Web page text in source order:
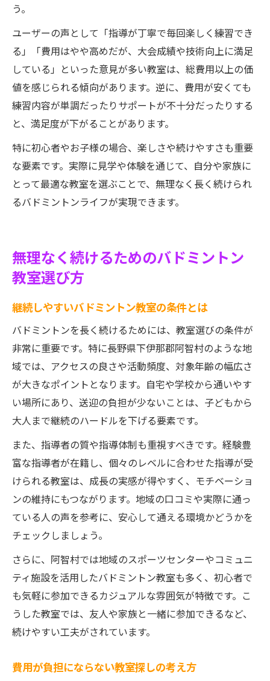
う。
ユーザーの声として「指導が丁寧で毎回楽しく練習でき
る」「費用はやや高めだが、大会成績や技術向上に満足
している」といった意見が多い教室は、総費用以上の価
値を感じられる傾向があります。逆に、費用が安くても
練習内容が単調だったりサポートが不十分だったりする
と、満足度が下がることがあります。
特に初心者やお子様の場合、楽しさや続けやすさも重要
な要素です。実際に見学や体験を通じて、自分や家族に
とって最適な教室を選ぶことで、無理なく長く続けられ
るバドミントンライフが実現できます。
無理なく続けるためのバドミントン
教室選び方
継続しやすいバドミントン教室の条件とは
バドミントンを長く続けるためには、教室選びの条件が
非常に重要です。特に長野県下伊那郡阿智村のような地
域では、アクセスの良さや活動頻度、対象年齢の幅広さ
が大きなポイントとなります。自宅や学校から通いやす
い場所にあり、送迎の負担が少ないことは、子どもから
大人まで継続のハードルを下げる要素です。
また、指導者の質や指導体制も重視すべきです。経験豊
富な指導者が在籍し、個々のレベルに合わせた指導が受
けられる教室は、成長の実感が得やすく、モチベーショ
ンの維持にもつながります。地域の口コミや実際に通っ
ている人の声を参考に、安心して通える環境かどうかを
チェックしましょう。
さらに、阿智村では地域のスポーツセンターやコミュニ
ティ施設を活用したバドミントン教室も多く、初心者で
も気軽に参加できるカジュアルな雰囲気が特徴です。こ
うした教室では、友人や家族と一緒に参加できるなど、
続けやすい工夫がされています。
費用が負担にならない教室探しの考え方